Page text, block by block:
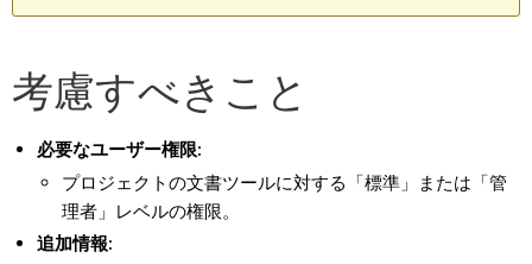
考慮すべきこと
必要なユーザー権限:
プロジェクトの文書ツールに対する「標準」または「管
理者」レベルの権限。
追加情報: